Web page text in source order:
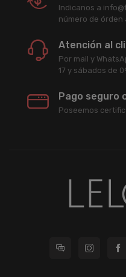
Indicanos a
número de órden
Atención al
Por mail y
17 y sábados de
Pago seguro
Poseemos